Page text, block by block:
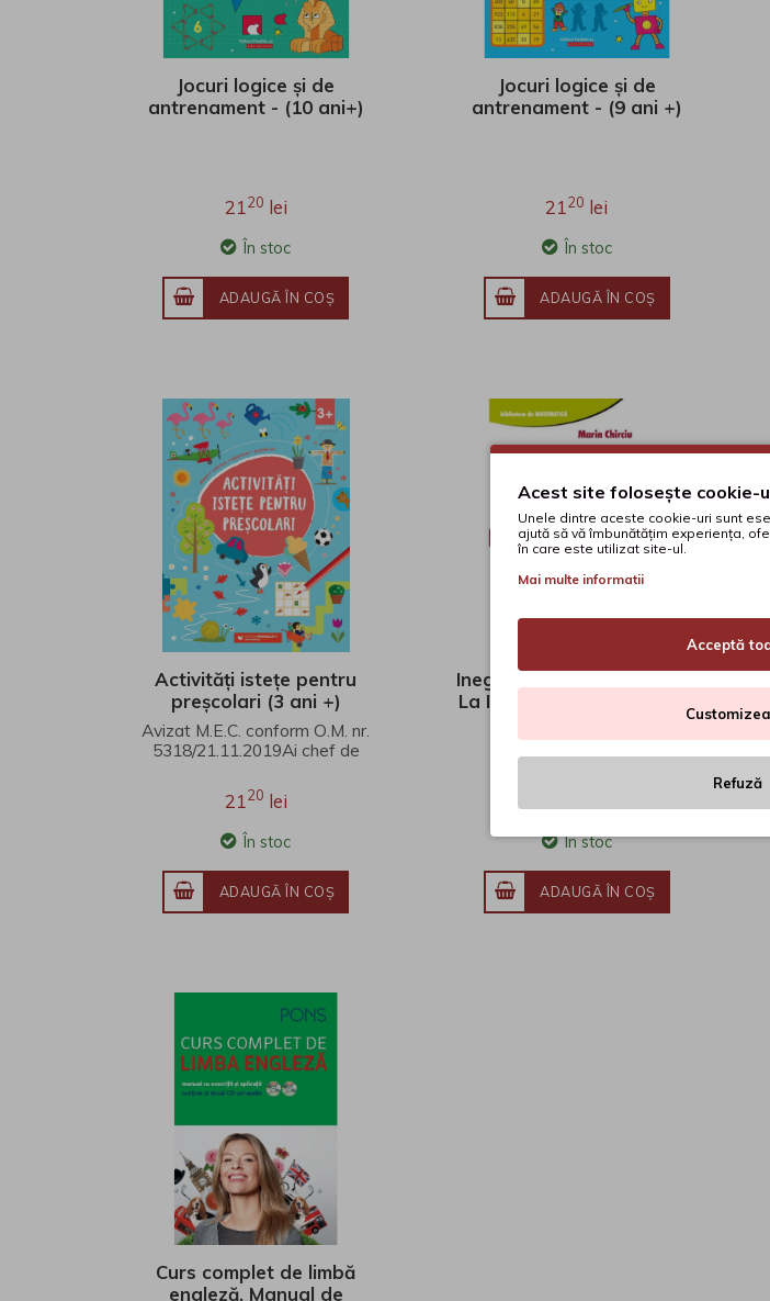
Jocuri logice și de
antrenament - (10 ani+)
2120 lei
În stoc
ADAUGĂ ÎN COŞ
Jocuri logice și de
antrenament - (9 ani +)
2120 lei
În stoc
ADAUGĂ ÎN COŞ
Activități istețe pentru
preșcolari (3 ani +)
Avizat M.E.C. conform O.M. nr.
5318/21.11.2019Ai chef de
această carte. E pe..
2120 lei
În stoc
ADAUGĂ ÎN COŞ
Inegalități Geometrice - De
La Inițiere La Performanță
În stoc
ADAUGĂ ÎN COŞ
Curs complet de limbă
engleză. Manual de
Acest site folosește cookie-
Unele dintre aceste cookie-uri sunt
ajută să vă îmbunătățim experiența,
în care este utilizat site-ul.
Mai multe informatii
Acceptă
Refuză